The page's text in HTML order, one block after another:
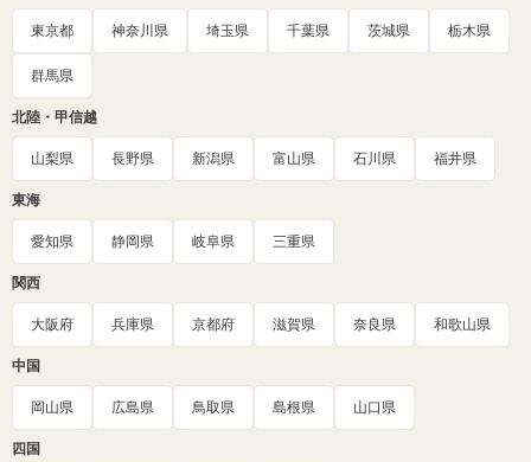
東京都 神奈川県 埼玉県 千葉県 茨城県 栃木県
群馬県
北陸・甲信越
山梨県 長野県 新潟県 富山県 石川県 福井県
東海
愛知県 静岡県 岐阜県 三重県
関西
大阪府 兵庫県 京都府 滋賀県 奈良県 和歌山県
中国
岡山県 広島県 鳥取県 島根県 山口県
四国